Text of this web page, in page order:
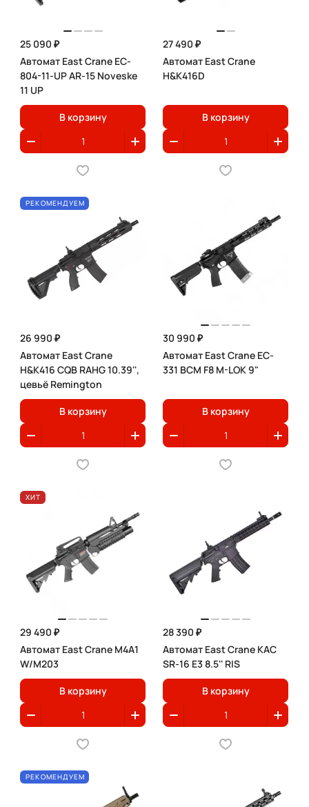
25 090 ₽
Автомат East Crane EC-
804-11-UP AR-15 Noveske
11 UP
В корзину
27 490 ₽
Автомат East Crane
H&K416D
В корзину
РЕКОМЕНДУЕМ
26 990 ₽
Автомат East Crane
H&K416 CQB RAHG 10.39'',
цевьё Remington
В корзину
30 990 ₽
Автомат East Crane EC-
331 BCM F8 M-LOK 9"
В корзину
ХИТ
29 490 ₽
Автомат East Crane M4A1
W/M203
В корзину
28 390 ₽
Автомат East Crane KAC
SR-16 E3 8.5'' RIS
В корзину
РЕКОМЕНДУЕМ